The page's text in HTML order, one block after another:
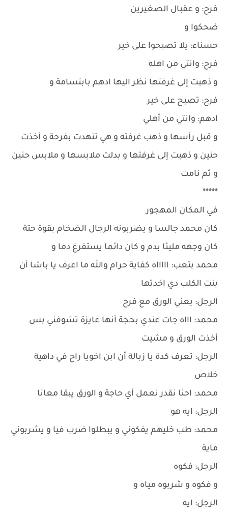
فرح: و عقبال الصغيرين
ضحكوا و
حسناء: يلا تصبحوا على خير
فرح: وانتي من اهله
و ذهبت إلى غرفتها نظر اليها ادهم بابتسامة و
فرح: تصبح على خير
ادهم: وانتي من أهلي
و قبل رأسها و ذهب غرفته و هي تنهدت بفرحة و أخذت
حنين و ذهبت إلى غرفتها و بدلت ملابسها و ملابس حنين
و ثم نامت
*****
في المكان المهجور
كان محمد جالسا و يضربونه الرجال الضخام بقوة حتة
كان وجهه مليئا بدم و كان دائما يستفرغ دما و
محمد بتعب: اااااه كفاية حرام والله ما اعرف يا باشا أن
بنت الكلب دي اخدتها
الرجل: يعني الورق مع فرح
محمد: اااه جات عندي بحجة أنها عايزة تشوفني بس
أخذت الورق و مشيت
الرجل: تعرف كدة يا زبالة أن ابن اخويا راح في داهية
خلاص
محمد: احنا نقدر نعمل أي حاجة و الورق يبقا معانا
الرجل: ايه هو
محمد: طب خليهم يفكوني و يبطلوا ضرب فيا و يشربوني
ماية
الرجل: فكوه
و فكوه و شربوه مياه و
الرجل: ايه